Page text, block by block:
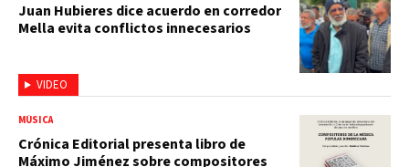
VIDEO
Juan Hubieres dice acuerdo en corredor
Mella evita conflictos innecesarios
MÚSICA
Crónica Editorial presenta libro de
Máximo Jiménez sobre compositores